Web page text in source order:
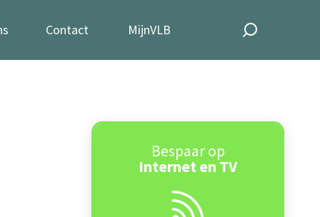
Contact MijnVLB
Bespaar op
Internet en TV